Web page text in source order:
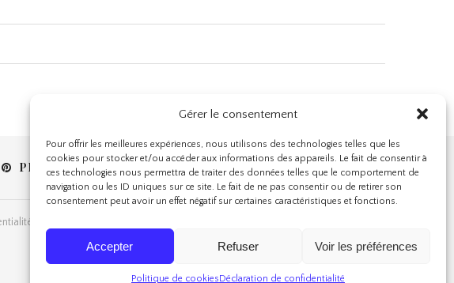
Gérer le consentement
Pour offrir les meilleures expériences, nous utilisons des technologies telles que les
cookies pour stocker et/ou accéder aux informations des appareils. Le fait de consentir à
ces technologies nous permettra de traiter des données telles que le comportement de
navigation ou les ID uniques sur ce site. Le fait de ne pas consentir ou de retirer son
consentement peut avoir un effet négatif sur certaines caractéristiques et fonctions.
Accepter Refuser Voir les préférences
Politique de cookiesDéclaration de confidentialité
PINTEREST EMAIL